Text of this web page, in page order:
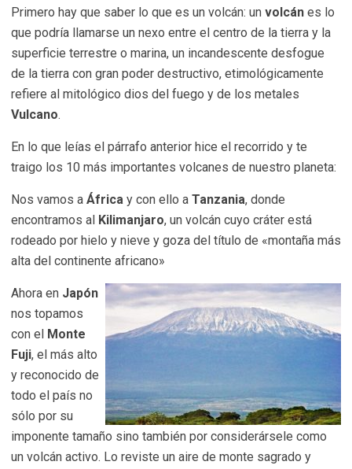
Primero hay que saber lo que es un volcán: un volcán es lo
que podría llamarse un nexo entre el centro de la tierra y la
superficie terrestre o marina, un incandescente desfogue
de la tierra con gran poder destructivo, etimológicamente
refiere al mitológico dios del fuego y de los metales
Vulcano.
En lo que leías el párrafo anterior hice el recorrido y te
traigo los 10 más importantes volcanes de nuestro planeta:
Nos vamos a África y con ello a Tanzania, donde
encontramos al Kilimanjaro, un volcán cuyo cráter está
rodeado por hielo y nieve y goza del título de «montaña más
alta del continente africano»
Ahora en Japón
nos topamos
con el
Monte
Fuji, el más alto
y reconocido de
todo el país no
sólo por su
imponente tamaño sino también por considerársele como
un volcán activo. Lo reviste un aire de monte sagrado y